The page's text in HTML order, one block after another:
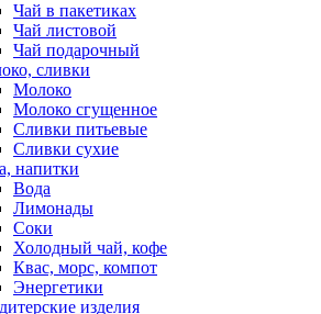
Чай в пакетиках
Чай листовой
Чай подарочный
сливки
Молоко
Молоко сгущенное
Сливки питьевые
Сливки сухие
напитки
Вода
Лимонады
Соки
Холодный чай, кофе
Квас, морс, компот
Энергетики
изделия